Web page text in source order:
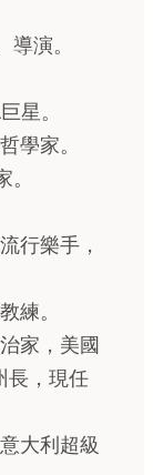
演。
星。
學家。
行樂手，
練。
家，美國
長，現任
大利超級